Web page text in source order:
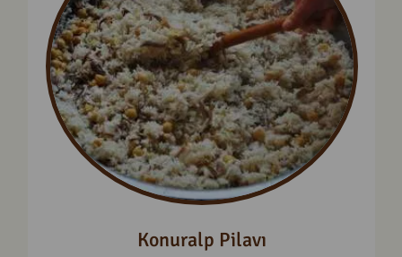
Konuralp Pilavı